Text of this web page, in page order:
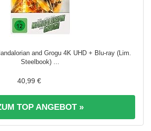
and Grogu 4K UHD + Blu-ray (Lim.
Steelbook) ...
40,99 €
TOP ANGEBOT »